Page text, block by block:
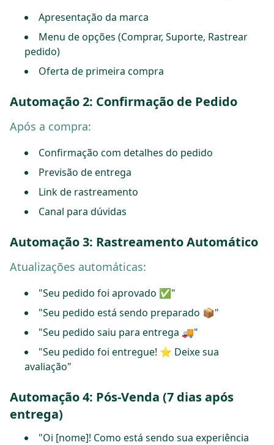
Apresentação da marca
Menu de opções (Comprar, Suporte, Rastrear
pedido)
Oferta de primeira compra
Automação 2: Confirmação de Pedido
Após a compra:
Confirmação com detalhes do pedido
Previsão de entrega
Link de rastreamento
Canal para dúvidas
Automação 3: Rastreamento Automático
Atualizações automáticas:
"Seu pedido foi aprovado ✅"
"Seu pedido está sendo preparado 📦"
"Seu pedido saiu para entrega 🚚"
"Seu pedido foi entregue! ⭐ Deixe sua
avaliação"
Automação 4: Pós-Venda (7 dias após
entrega)
"Oi [nome]! Como está sendo sua experiência